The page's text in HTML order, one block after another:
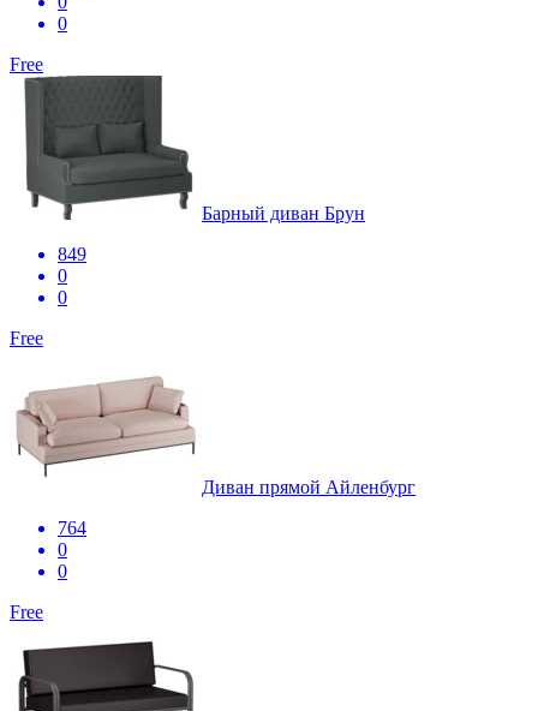
0
Free
Барный диван Брун
849
0
0
Free
Диван прямой Айленбург
764
0
0
Free